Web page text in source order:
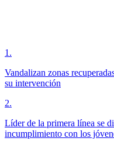
1 .
Vandalizan zonas
su intervención
2.
Líder de la primera línea se
incumplimiento con los